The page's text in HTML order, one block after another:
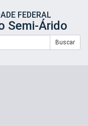
FEDERAL
Semi-Árido
Buscar